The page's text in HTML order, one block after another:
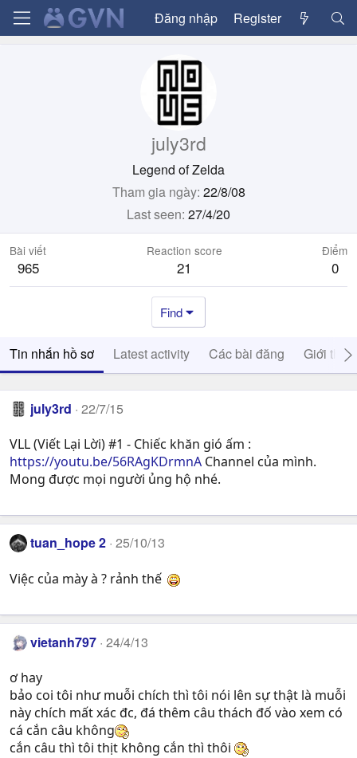
Đăng nhập Register
july3rd
Legend of Zelda
Tham gia ngày 22/8/08
Last seen 27/4/20
Bài viết
965
Reaction score
21
Điểm
0
Find
Tin nhắn hồ sơ Latest activity Các bài đăng Giới thiệu
july3rd 22/7/15
VLL (Viết Lại Lời) #1 - Chiếc khăn gió ấm :
https://youtu.be/56RAgKDrmnA Channel của mình.
Mong được mọi người ủng hộ nhé.
tuan_hope 2 25/10/13
Việc của mày à ? rảnh thế
vietanh797 24/4/13
ơ hay
bảo coi tôi như muỗi chích thì tôi nói lên sự thật là muỗi
này chích mất xác đc, đá thêm câu thách đố vào xem có
cá cắn câu không
cắn câu thì tôi thịt không cắn thì thôi